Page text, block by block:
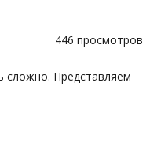
446 просмотров
сложно. Представляем